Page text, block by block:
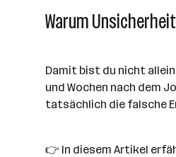
Warum
Damit bist du nicht
und Wochen nach dem
tatsächlich die falsche
👉 In diesem Artikel